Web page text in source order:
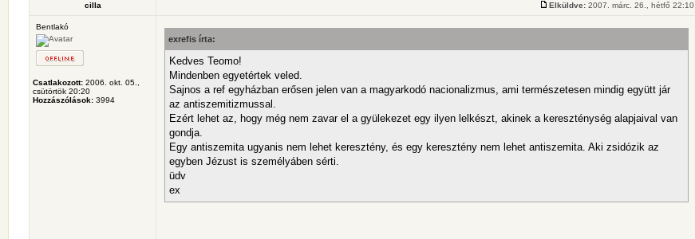
cilla Elküldve: 2007. márc. 26., hétfő 22:10
Bentlakó
Csatlakozott: 2006. okt. 05.,
csütörtök 20:20
Hozzászólások: 3994
exrefis írta:
Kedves Teomo!
Mindenben egyetértek veled.
Sajnos a ref egyházban erősen jelen van a magyarkodó nacionalizmus, ami természetesen mindig együtt jár
az antiszemitizmussal.
Ezért lehet az, hogy még nem zavar el a gyülekezet egy ilyen lelkészt, akinek a kereszténység alapjaival van
gondja.
Egy antiszemita ugyanis nem lehet keresztény, és egy keresztény nem lehet antiszemita. Aki zsidózik az
egyben Jézust is személyáben sérti.
üdv
ex